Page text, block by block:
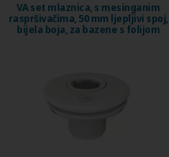
VA set mlaznica, s mesinganim
raspršivačima, 50 mm ljepljivi spoj,
bijela boja, za bazene s folijom